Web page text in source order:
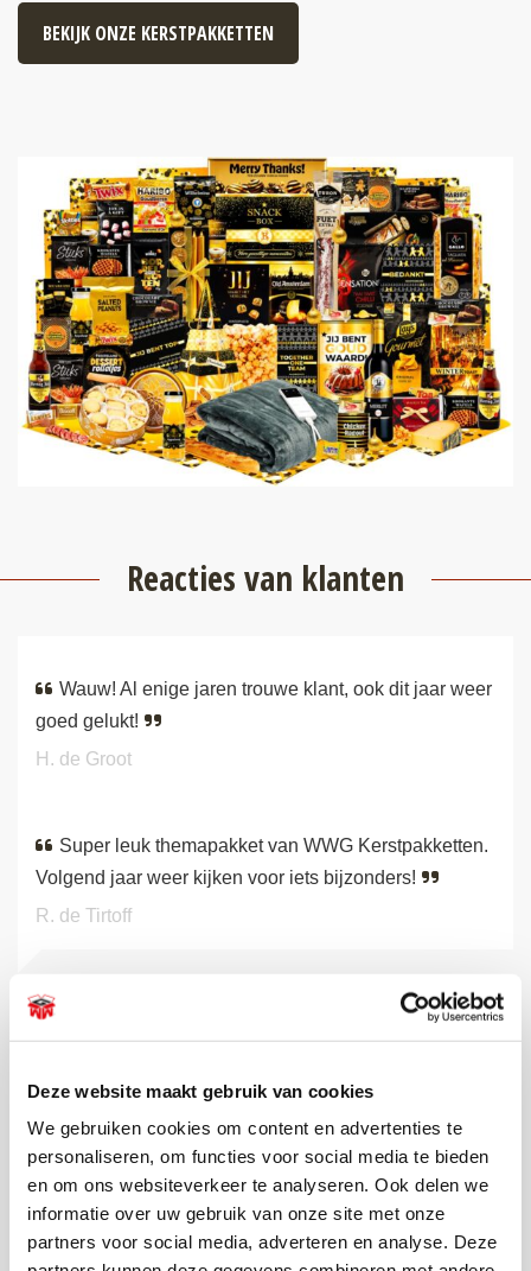
Deze website maakt gebruik van cookies
We gebruiken cookies om content en advertenties te
personaliseren, om functies voor social media te bieden
en om ons websiteverkeer te analyseren. Ook delen we
informatie over uw gebruik van onze site met onze
partners voor social media, adverteren en analyse. Deze
BEKIJK ONZE KERSTPAKKETTEN
Reacties van klanten
Wauw! Al enige jaren trouwe klant, ook dit jaar weer
goed gelukt!
H. de Groot
Super leuk themapakket van WWG Kerstpakketten.
Volgend jaar weer kijken voor iets bijzonders!
R. de Tirtoff
BEKIJK ALLE RECENSIES
De leukste pakketten voor elk
budget
Wilt u toch uw personeel bedanken voor hun inzet aan het
einde van het jaar, maar heeft u een bescheiden budget of
wilt u het niet te duur maken? Kies dan voor onze